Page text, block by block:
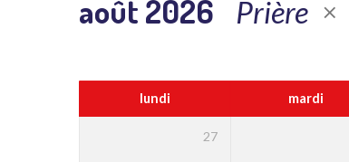
août 2026 Prière
lundi mardi
27